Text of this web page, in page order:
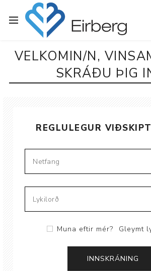
VELKOMIN/N,
SKRÁÐU ÞIG
REGLULEGUR
Muna eftir mér? Gleymt